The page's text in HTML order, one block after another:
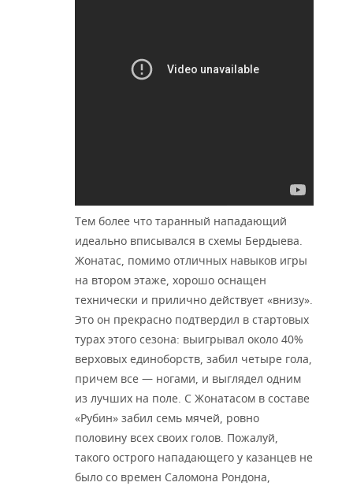
Тем более что таранный нападающий
идеально вписывался в схемы Бердыева.
Жонатас, помимо отличных навыков игры
на втором этаже, хорошо оснащен
технически и прилично действует «внизу».
Это он прекрасно подтвердил в стартовых
турах этого сезона: выигрывал около 40%
верховых единоборств, забил четыре гола,
причем все — ногами, и выглядел одним
из лучших на поле. С Жонатасом в составе
«Рубин» забил семь мячей, ровно
половину всех своих голов. Пожалуй,
такого острого нападающего у казанцев не
было со времен Саломона Рондона,